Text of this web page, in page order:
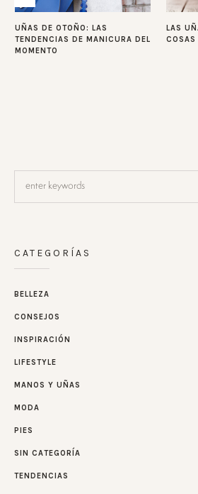
UÑAS DE OTOÑO: LAS
TENDENCIAS DE MANICURA DEL
MOMENTO
LAS
COSAS
CATEGORÍAS
BELLEZA
CONSEJOS
INSPIRACIÓN
LIFESTYLE
MANOS Y UÑAS
MODA
PIES
SIN CATEGORÍA
TENDENCIAS